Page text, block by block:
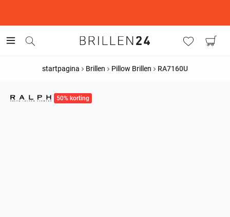
startpagina Brillen Pillow Brillen RA7160U
50% korting